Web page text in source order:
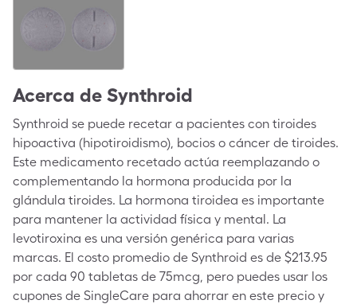
Acerca de Synthroid
Synthroid se puede recetar a pacientes con tiroides
hipoactiva (hipotiroidismo), bocios o cáncer de tiroides.
Este medicamento recetado actúa reemplazando o
complementando la hormona producida por la
glándula tiroides. La hormona tiroidea es importante
para mantener la actividad física y mental. La
levotiroxina es una versión genérica para varias
marcas. El costo promedio de Synthroid es de $213.95
por cada 90 tabletas de 75mcg, pero puedes usar los
cupones de SingleCare para ahorrar en este precio y